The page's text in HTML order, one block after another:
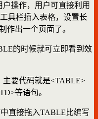
操作，用户可直接利用
具栏插入表格，设置长
作出一个页面了。
的时候就可立即看到效
主要代码就是<TABLE>
等语句。
直接拖入TABLE比编写